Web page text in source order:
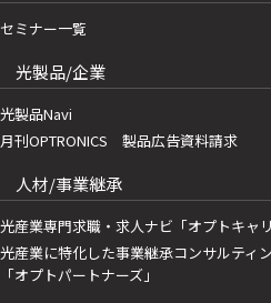
セミナー一覧
光製品/企業
光製品Navi
月刊OPTRONICS 製品広告資料請求
人材/事業継承
光産業専門求職・求人ナビ「オプトキャリ
光産業に特化した事業継承コンサルティ
「オプトパートナーズ」